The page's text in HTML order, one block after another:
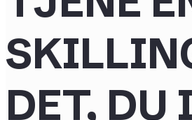
DET, DU